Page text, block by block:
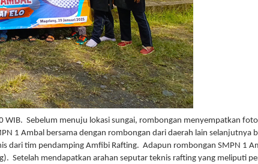
WIB. Sebelum menuju lokasi sungai, rombongan menyempatkan
1 Ambal bersama dengan rombongan dari daerah lain selanjutnya
dari tim pendamping Amfibi Rafting. Adapun rombongan SMPN 1
Setelah mendapatkan arahan seputar teknis rafting yang meliputi